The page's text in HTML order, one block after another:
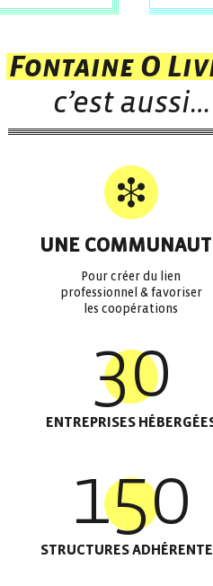
Fontaine O
c’est aussi…
UNE
Pour créer du lien
professionnel & favoriser
les coopérations
30
ENTREPRISES
150
STRUCTURES